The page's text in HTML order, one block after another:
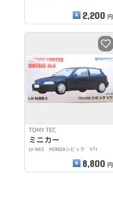
2,200 円
TOMY TEC
ミニカー
LV-N65 HONDAシビック VTI
8,800 円